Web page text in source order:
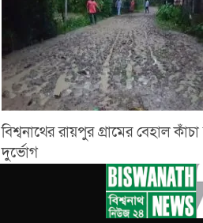
বিশ্বনাথের রায়পুর গ্রামের বেহাল
দুর্ভোগ